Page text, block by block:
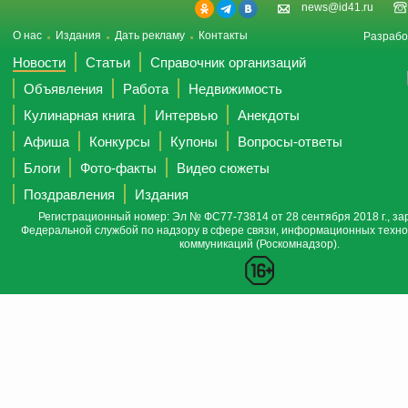
news@id41.ru
О нас Издания Дать рекламу Контакты
Новости Статьи
Справочник организаций
Объявления
Работа
Недвижимость
Кулинарная книга
Интервью
Анекдоты
Афиша
Конкурсы Купоны
Вопросы-ответы
Блоги
Фото-факты
Видео сюжеты
Поздравления
Издания
Регистрационный номер: Эл № ФС77-73814 от 28 сентября 2018 г.,
Федеральной службой по надзору в сфере связи, информационных
коммуникаций (Роскомнадзор).